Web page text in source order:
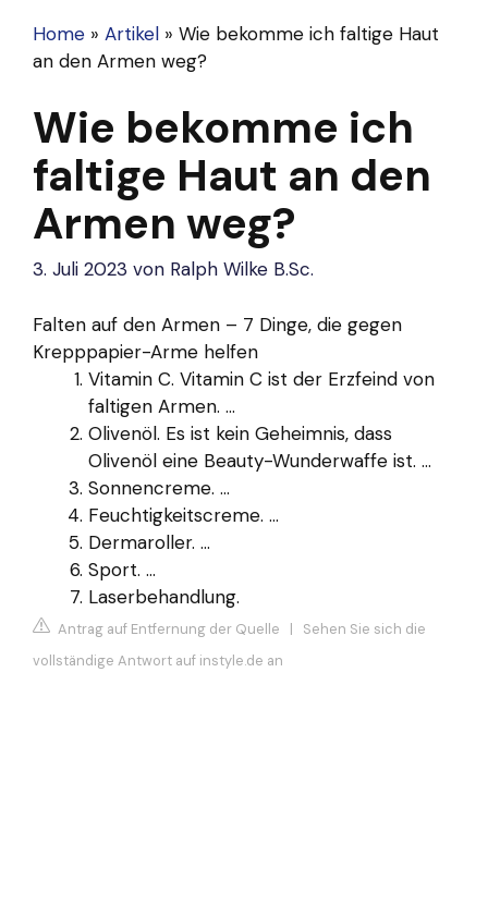
Home » Artikel » Wie bekomme ich faltige Haut
an den Armen weg?
Wie bekomme ich
faltige Haut an den
Armen weg?
3. Juli 2023 von Ralph Wilke B.Sc.
Falten auf den Armen – 7 Dinge, die gegen
Krepppapier-Arme helfen
Vitamin C. Vitamin C ist der Erzfeind von
faltigen Armen. ...
Olivenöl. Es ist kein Geheimnis, dass
Olivenöl eine Beauty-Wunderwaffe ist. ...
Sonnencreme. ...
Feuchtigkeitscreme. ...
Dermaroller. ...
Sport. ...
Laserbehandlung.
Antrag auf Entfernung der Quelle | Sehen Sie sich die
vollständige Antwort auf instyle.de an